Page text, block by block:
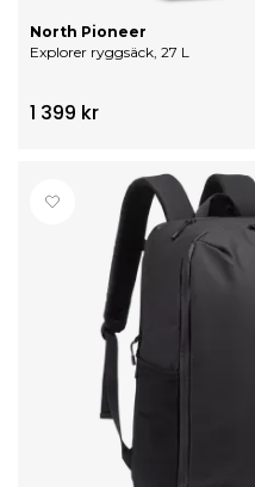
Explorer ryggsäck, 27 L
North Pioneer
1 399 kr